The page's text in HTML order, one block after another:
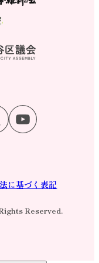
に基づく表記
Reserved.